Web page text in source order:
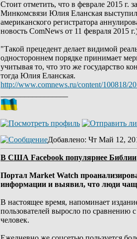
Стоит отметить, что в феврале 2015 г.
Минкомсвязи Юлия Еланская
американского регистратора
новость ComNews от 11 февраля 2015
"Такой прецедент делает видимой
одностороннем порядке принимает
учитывая то, что это же государство
тогда Юлия Еланская.
http://www.comnews.ru/content/100818/
Добавлено: Чт Май 12,
В США Facebook популярнее Библии
Портал Market Watch
информации и выявил, что люди
В настоящее время, напоминает
пользователей выросло по сравнению
человек.